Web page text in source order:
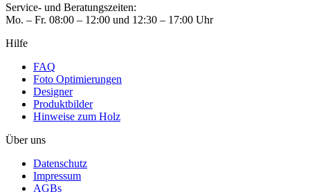
Service- und Beratungszeiten:
Mo. – Fr. 08:00 – 12:00 und 12:30 – 17:00 Uhr
Hilfe
FAQ
Foto Optimierungen
Designer
Produktbilder
Hinweise zum Holz
Über uns
Datenschutz
Impressum
AGBs